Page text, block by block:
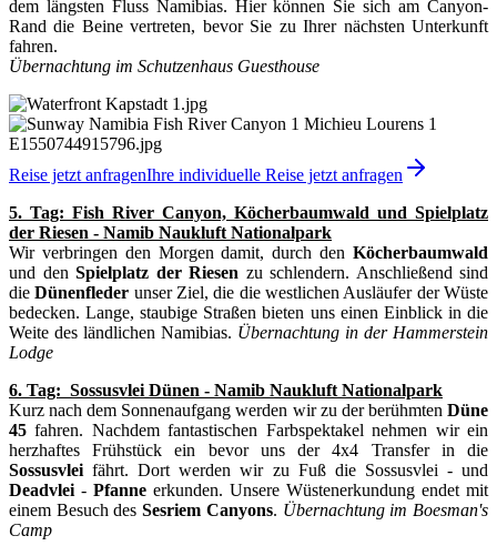
dem längsten Fluss Namibias. Hier können Sie sich am Canyon-
Rand die Beine vertreten, bevor Sie zu Ihrer nächsten Unterkunft
fahren.
Übernachtung im Schutzenhaus Guesthouse
Reise jetzt anfragenIhre individuelle Reise jetzt anfragen
5. Tag: Fish River Canyon, Köcherbaumwald und Spielplatz
der Riesen - Namib Naukluft Nationalpark
Wir verbringen den Morgen damit, durch den Köcherbaumwald
und den Spielplatz der Riesen zu schlendern. Anschließend sind
dieDünenfleder unser Ziel, die die westlichen Ausläufer der Wüste
bedecken. Lange, staubige Straßen bieten uns einen Einblick in die
Weite des ländlichen Namibias. Übernachtung in der Hammerstein
Lodge
6. Tag: Sossusvlei Dünen - Namib Naukluft Nationalpark
Kurz nach dem Sonnenaufgang werden wir zu der berühmten Düne
45 fahren. Nachdem fantastischen Farbspektakel nehmen wir ein
herzhaftes Frühstück ein bevor uns der 4x4 Transfer in die
Sossusvleifährt. Dort werden wir zu Fuß die Sossusvlei - und
Deadvlei - Pfanne erkunden. Unsere Wüstenerkundung endet mit
einem Besuch desSesriem Canyons. Übernachtung im Boesman's
Camp